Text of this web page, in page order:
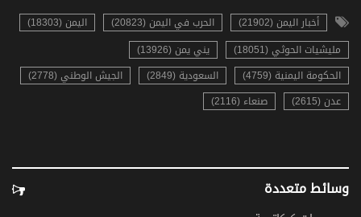
أخبار اليمن (21902) الحرب في اليمن (20823)
اليمن (18303)
مليشيات الحوثي (18051)
يني يمن (13926)
الحكومة اليمنية (4759)
السعودية (2849)
الجيش الوطني (2778)
عدن (2615)
صنعاء (2116)
وسائط متعددة